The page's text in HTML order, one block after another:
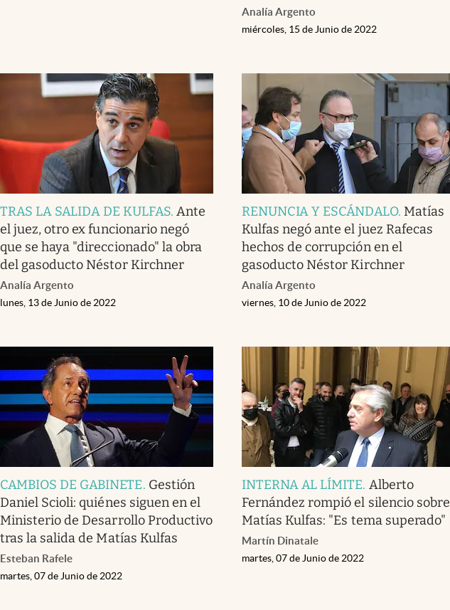
Analía Argento
miércoles, 15 de Junio de 2022
TRAS LA SALIDA DE KULFAS. Ante
el juez, otro ex funcionario negó
que se haya "direccionado" la obra
del gasoducto Néstor Kirchner
Analía Argento
lunes, 13 de Junio de 2022
RENUNCIA Y ESCÁNDALO. Matías
Kulfas negó ante el juez Rafecas
hechos de corrupción en el
gasoducto Néstor Kirchner
Analía Argento
viernes, 10 de Junio de 2022
CAMBIOS DE GABINETE. Gestión
Daniel Scioli: quiénes siguen en el
Ministerio de Desarrollo Productivo
tras la salida de Matías Kulfas
Esteban Rafele
martes, 07 de Junio de 2022
INTERNA AL LÍMITE. Alberto
Fernández rompió el silencio sobre
Matías Kulfas: "Es tema superado"
Martín Dinatale
martes, 07 de Junio de 2022